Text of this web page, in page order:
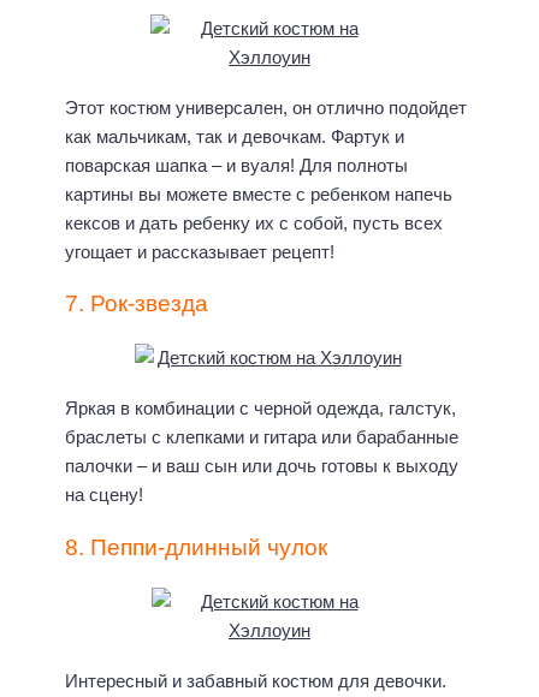
Этот костюм универсален, он отлично подойдет
как мальчикам, так и девочкам. Фартук и
поварская шапка – и вуаля! Для полноты
картины вы можете вместе с ребенком напечь
кексов и дать ребенку их с собой, пусть всех
угощает и рассказывает рецепт!
7. Рок-звезда
Яркая в комбинации с черной одежда, галстук,
браслеты с клепками и гитара или барабанные
палочки – и ваш сын или дочь готовы к выходу
на сцену!
8. Пеппи-длинный чулок
Интересный и забавный костюм для девочки.